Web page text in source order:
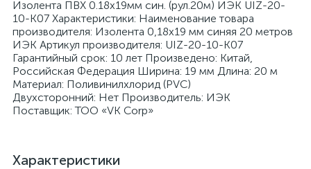
Изолента ПВХ 0.18х19мм син. (рул.20м) ИЭК UIZ-20-
10-K07 Характеристики: Наименование товара
производителя: Изолента 0,18х19 мм синяя 20 метров
ИЭК Артикул производителя: UIZ-20-10-K07
Гарантийный срок: 10 лет Произведено: Китай,
Российская Федерация Ширина: 19 мм Длина: 20 м
Материал: Поливинилхлорид (PVC)
Двухсторонний: Нет Производитель: ИЭК
Поставщик: ТОО «VK Corp»
Характеристики